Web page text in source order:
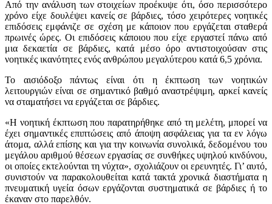
Από την ανάλυση των στοιχείων προέκυψε ότι, όσο περισσότερο
χρόνο είχε δουλέψει κανείς σε βάρδιες, τόσο χειρότερες νοητικές
επιδόσεις εμφάνιζε σε σχέση με κάποιον που εργάζεται σταθερά
πρωινές ώρες. Οι επιδόσεις κάποιου που είχε εργαστεί πάνω από
μια δεκαετία σε βάρδιες, κατά μέσο όρο αντιστοιχούσαν στις
νοητικές ικανότητες ενός ανθρώπου μεγαλύτερου κατά 6,5 χρόνια.
Το αισιόδοξο πάντως είναι ότι η έκπτωση των νοητικών
λειτουργιών είναι σε σημαντικό βαθμό αναστρέψιμη, αρκεί κανείς
να σταματήσει να εργάζεται σε βάρδιες.
«Η νοητική έκπτωση που παρατηρήθηκε από τη μελέτη, μπορεί να
έχει σημαντικές επιπτώσεις από άποψη ασφάλειας για τα εν λόγω
άτομα, αλλά επίσης και για την κοινωνία συνολικά, δεδομένου του
μεγάλου αριθμού θέσεων εργασίας σε συνθήκες υψηλού κινδύνου,
οι οποίες εκτελούνται τη νύχτα», σχολιάζουν οι ερευνητές. Γι’ αυτό,
συνιστούν να παρακολουθείται κατά τακτά χρονικά διαστήματα η
πνευματική υγεία όσων εργάζονται συστηματικά σε βάρδιες ή το
έκαναν στο παρελθόν.